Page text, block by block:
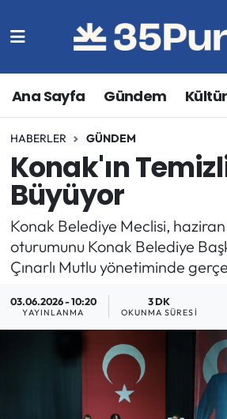
Ana Sayfa Gündem
HABERLER GÜNDEM
Konak'ın
Büyüyor
Konak Belediye Meclisi, haziran
oturumunu Konak Belediye
Çınarlı Mutlu yönetiminde
03.06.2026 - 10:20
YAYINLANMA
3 DK
OKUNMA SÜRESI